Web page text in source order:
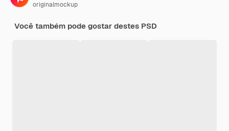
originalmockup
Você também pode gostar destes PSD